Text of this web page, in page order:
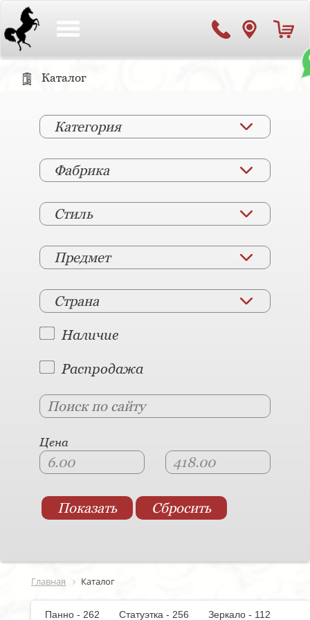
Каталог
Категория
Фабрика
Стиль
Предмет
Страна
Наличие
Распродажа
Цена
Главная Каталог
Панно - 262 Статуэтка - 256
Зеркало - 112